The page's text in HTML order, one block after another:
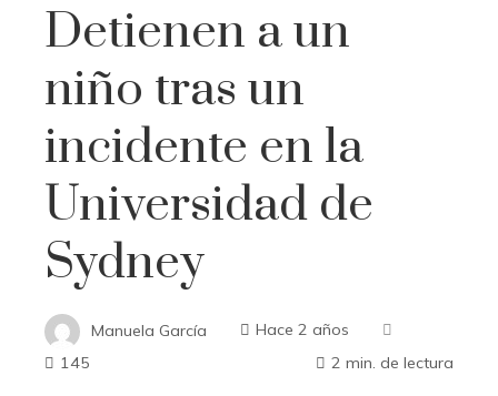
Detienen a un
niño tras un
incidente en la
Universidad de
Sydney
Manuela García
Hace 2 años
145
2 min. de lectura